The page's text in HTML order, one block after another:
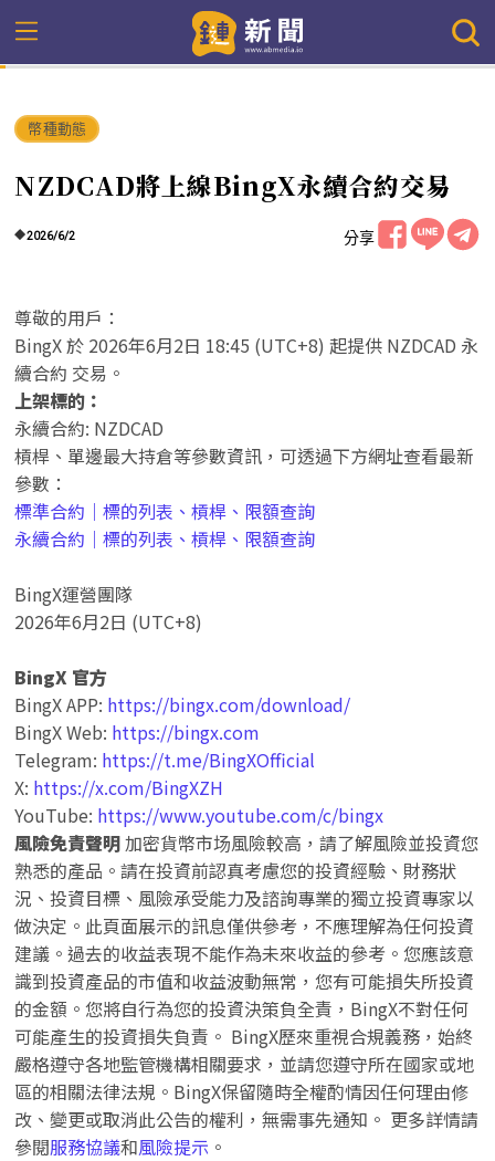
幣種動態
NZDCAD將上線BingX永續合約交易
2026/6/2 分享
尊敬的用戶：
BingX 於 2026年6月2日 18:45 (UTC+8) 起提供 NZDCAD 永
續合約 交易。
上架標的：
永續合約: NZDCAD
槓桿、單邊最大持倉等參數資訊，可透過下方網址查看最新
參數：
標準合約｜標的列表、槓桿、限額查詢
永續合約｜標的列表、槓桿、限額查詢
BingX運營團隊
2026年6月2日 (UTC+8)
BingX 官方
BingX APP: https://bingx.com/download/
BingX Web: https://bingx.com
Telegram: https://t.me/BingXOfficial
X: https://x.com/BingXZH
YouTube: https://www.youtube.com/c/bingx
風險免責聲明加密貨幣市场風險較高，請了解風險並投資您
熟悉的產品。請在投資前認真考慮您的投資經驗、財務狀
況、投資目標、風險承受能力及諮詢專業的獨立投資專家以
做決定。此頁面展示的訊息僅供參考，不應理解為任何投資
建議。過去的收益表現不能作為未來收益的參考。您應該意
識到投資產品的市值和收益波動無常，您有可能損失所投資
的金額。您將自行為您的投資決策負全責，BingX不對任何
可能產生的投資損失負責。 BingX歷來重視合規義務，始終
嚴格遵守各地監管機構相關要求，並請您遵守所在國家或地
區的相關法律法規。BingX保留隨時全權酌情因任何理由修
改、變更或取消此公告的權利，無需事先通知。 更多詳情請
參閱服務協議和風險提示 。